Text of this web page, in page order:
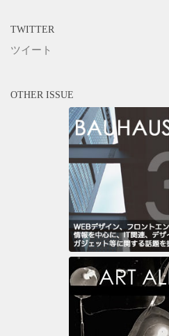
TWITTER
ツイート
OTHER ISSUE